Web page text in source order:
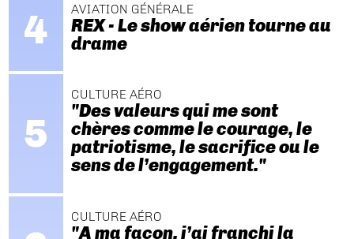
AVIATION GÉNÉRALE
REX - Le show aérien tourne au
drame
CULTURE AÉRO
"Des valeurs qui me sont
chères comme le courage, le
patriotisme, le sacrifice ou le
sens de l’engagement."
CULTURE AÉRO
"A ma façon, j’ai franchi la